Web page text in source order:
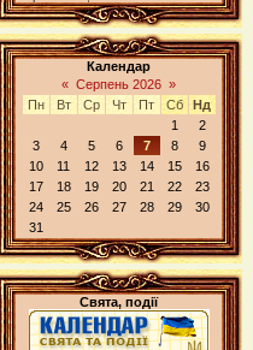
Календар
« Серпень 2026 »
Пн
Вт Ср Чт Пт Сб
Нд
1
2
3
4 5 6 7 8
9
10
11 12 13 14 15
16
17
18 19 20 21 22
23
24
25 26 27 28 29
30
31
Свята, події